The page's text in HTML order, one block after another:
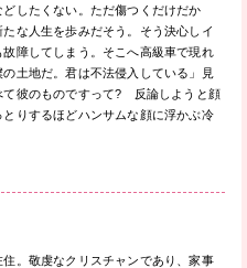
したくない。ただ傷つくだけだか
な人生を歩みだそう。そう決心しイ
障してしまう。そこへ高級車で現れ
土地だ。君は不法侵入している」見
て彼のものですって? 反論しようと顔
りするほどハンサムな顔に浮かぶ冷
。敬虔なクリスチャンであり、家事